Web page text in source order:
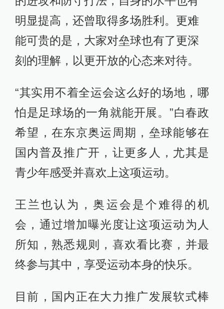
明显提高，还曾取得多场胜利。更难
能可贵的是，大家对垒球也有了更深
刻的理解，以更开放的心态来对待。
“其实用不着全运会这么好的场地，哪
怕是足球场的一角就能开展。”白春政
希望，在东京奥运周期，垒球能够在
国内普及推广开，让更多人，尤其是
青少年感受并喜欢上这项运动。
王兰也认为，奥运会是个难得的机
会，通过增加曝光度让这项运动为人
所知，熟悉规则，喜欢看比赛，并最
终参与其中，享受运动本身的快乐。
目前，国内正在大力推广发展软式棒